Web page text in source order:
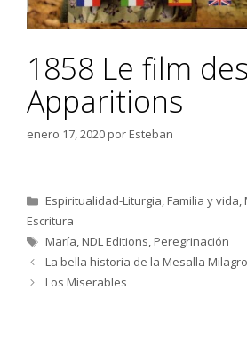
1858 Le film des
Apparitions
enero 17, 2020porEsteban
Categorías
Espiritualidad-Liturgia,Familia y vida,
Escritura
Etiquetas
María,NDL Editions,Peregrinación
La bella historia de la Mesalla
Los Miserables